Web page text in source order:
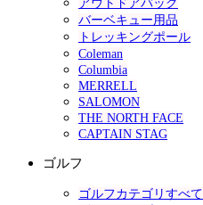
アウトドアバッグ
バーベキュー用品
トレッキングポール
Coleman
Columbia
MERRELL
SALOMON
THE NORTH FACE
CAPTAIN STAG
ゴルフ
ゴルフカテゴリすべて